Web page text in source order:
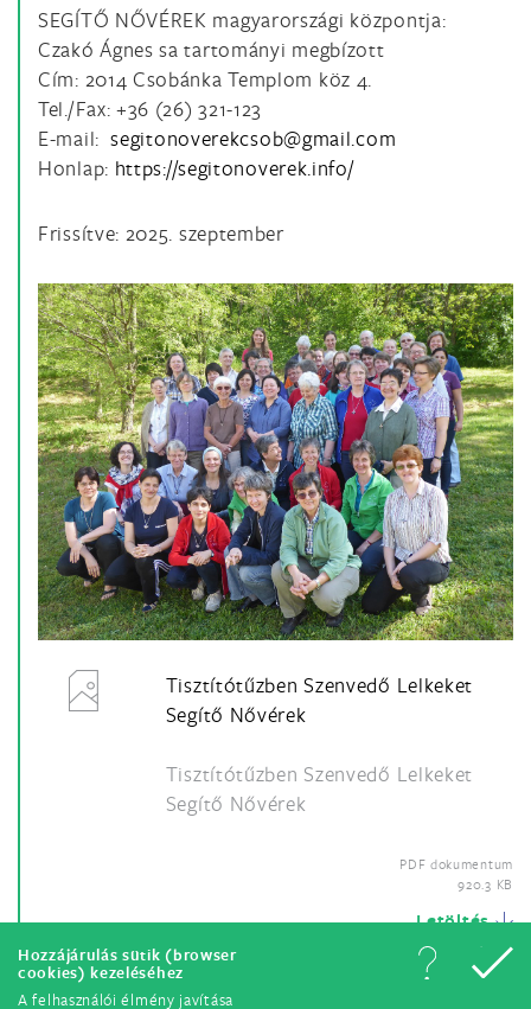
Hozzájárulás sütik (browser
cookies) kezeléséhez
A felhasználói élmény javítása
SEGÍTŐ NŐVÉREK magyarországi központja:
Czakó Ágnes sa tartományi megbízott
Cím: 2014 Csobánka Templom köz 4.
Tel./Fax: +36 (26) 321-123
E-mail:
Honlap: https://segitonoverek.info/
Frissítve: 2025. szeptember
Tisztítótűzben Szenvedő Lelkeket
Segítő Nővérek
Tisztítótűzben Szenvedő Lelkeket
Segítő Nővérek
PDF dokumentum
920.3 KB
Letöltés